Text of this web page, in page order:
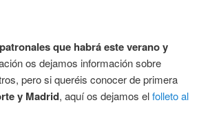
que habrá este verano y
os dejamos información sobre
pero si queréis conocer de primera
y Madrid, aquí os dejamos elfolleto al